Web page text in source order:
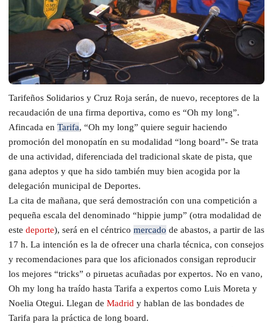
Tarifeños Solidarios y Cruz Roja serán, de nuevo, receptores de la
recaudación de una firma deportiva, como es “Oh my long”.
Afincada en Tarifa, “Oh my long” quiere seguir haciendo
promoción del monopatín en su modalidad “long board”- Se trata
de una actividad, diferenciada del tradicional skate de pista, que
gana adeptos y que ha sido también muy bien acogida por la
delegación municipal de Deportes.
La cita de mañana, que será demostración con una competición a
pequeña escala del denominado “hippie jump” (otra modalidad de
este deporte), será en el céntrico mercado de abastos, a partir de las
17 h. La intención es la de ofrecer una charla técnica, con consejos
y recomendaciones para que los aficionados consigan reproducir
los mejores “tricks” o piruetas acuñadas por expertos. No en vano,
Oh my long ha traído hasta Tarifa a expertos como Luis Moreta y
Noelia Otegui. Llegan de Madrid y hablan de las bondades de
Tarifa para la práctica de long board.